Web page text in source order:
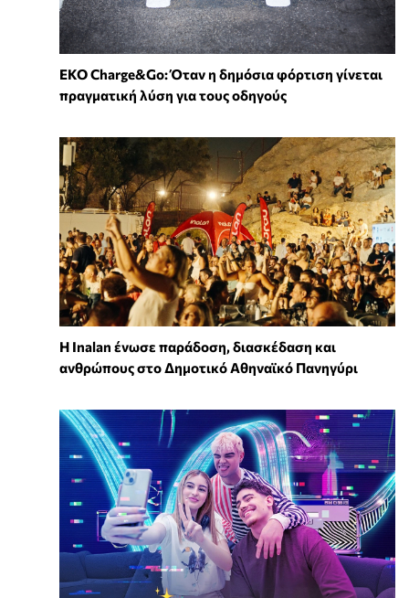
EKO Charge&Go: Όταν η δημόσια φόρτιση γίνεται
πραγματική λύση για τους οδηγούς
Η Inalan ένωσε παράδοση, διασκέδαση και
ανθρώπους στο Δημοτικό Αθηναϊκό Πανηγύρι